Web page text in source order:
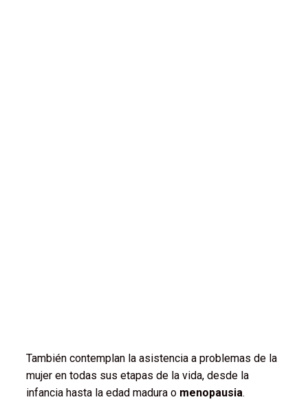
También contemplan la asistencia a problemas de la
mujer en todas sus etapas de la vida, desde la
infancia hasta la edad madura o menopausia.